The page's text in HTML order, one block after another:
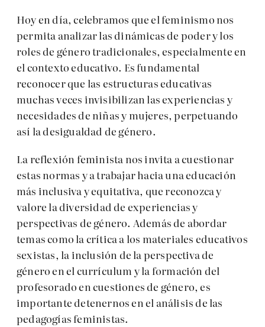
Hoy en día, celebramos que el feminismo nos
permita analizar las dinámicas de poder y los
roles de género tradicionales, especialmente en
el contexto educativo. Es fundamental
reconocer que las estructuras educativas
muchas veces invisibilizan las experiencias y
necesidades de niñas y mujeres, perpetuando
así la desigualdad de género.
La reflexión feminista nos invita a cuestionar
estas normas y a trabajar hacia una educación
más inclusiva y equitativa, que reconozca y
valore la diversidad de experiencias y
perspectivas de género. Además de abordar
temas como la crítica a los materiales educativos
sexistas, la inclusión de la perspectiva de
género en el currículum y la formación del
profesorado en cuestiones de género, es
importante detenernos en el análisis de las
pedagogías feministas.